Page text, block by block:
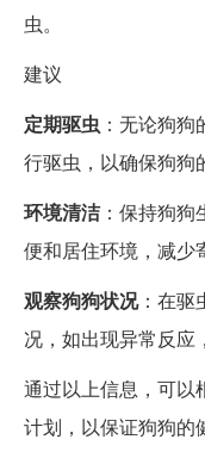
虫。
建议
定期驱虫 ：无论狗
行驱虫，以确保狗狗
环境清洁：保持狗狗
便和居住环境，减少
观察狗狗状况：在驱
况，如出现异常反应
通过以上信息，可以
计划，以保证狗狗的